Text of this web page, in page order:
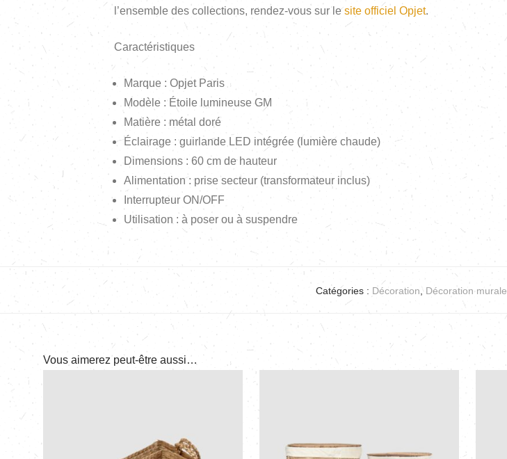
l’ensemble des collections, rendez-vous sur le site officiel Opjet.
Caractéristiques
Marque : Opjet Paris
Modèle : Étoile lumineuse GM
Matière : métal doré
Éclairage : guirlande LED intégrée (lumière chaude)
Dimensions : 60 cm de hauteur
Alimentation : prise secteur (transformateur inclus)
Interrupteur ON/OFF
Utilisation : à poser ou à suspendre
Catégories : Décoration, Décoration murale
Vous aimerez peut-être aussi…